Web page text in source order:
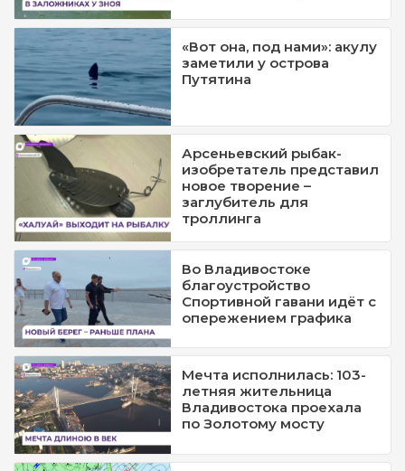
«Вот она, под нами»: акулу
заметили у острова
Путятина
Арсеньевский рыбак-
изобретатель представил
новое творение –
заглубитель для
троллинга
Во Владивостоке
благоустройство
Спортивной гавани идёт с
опережением графика
Мечта исполнилась: 103-
летняя жительница
Владивостока проехала
по Золотому мосту